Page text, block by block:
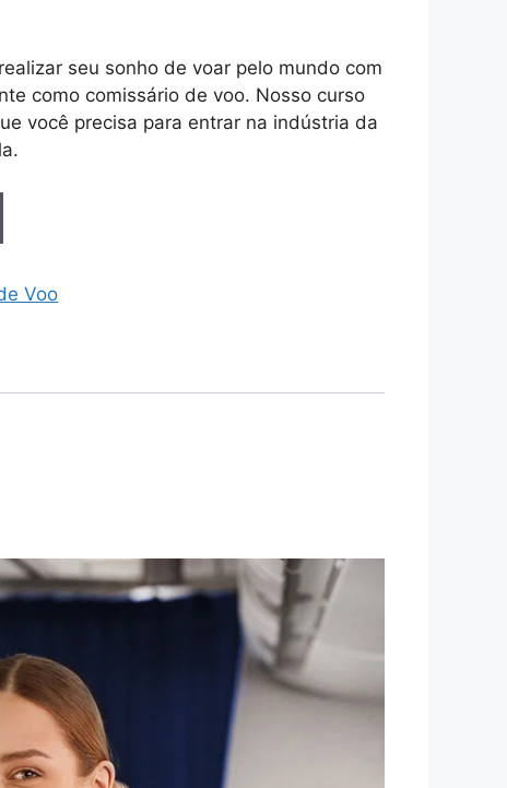
seu sonho de voar pelo mundo com
como comissário de voo. Nosso curso
você precisa para entrar na indústria da
Voo